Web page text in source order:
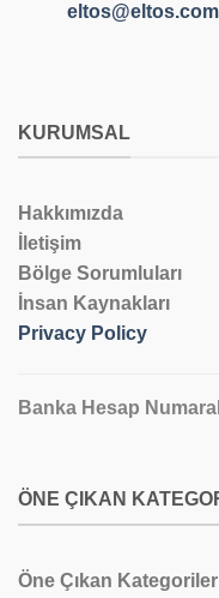
KURUMSAL
Hakkımızda
İletişim
Bölge Sorumluları
İnsan Kaynakları
Privacy Policy
Banka Hesap
ÖNE ÇIKAN
Öne Çıkan Kategoriler